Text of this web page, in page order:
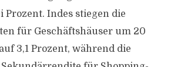
Prozent. Indes stiegen die
für Geschäftshäuser um 20
3,1 Prozent, während die